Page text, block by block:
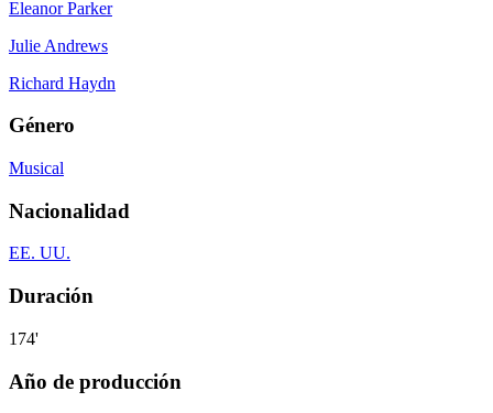
Eleanor Parker
Julie Andrews
Richard Haydn
Género
Musical
Nacionalidad
EE. UU.
Duración
174'
Año de producción